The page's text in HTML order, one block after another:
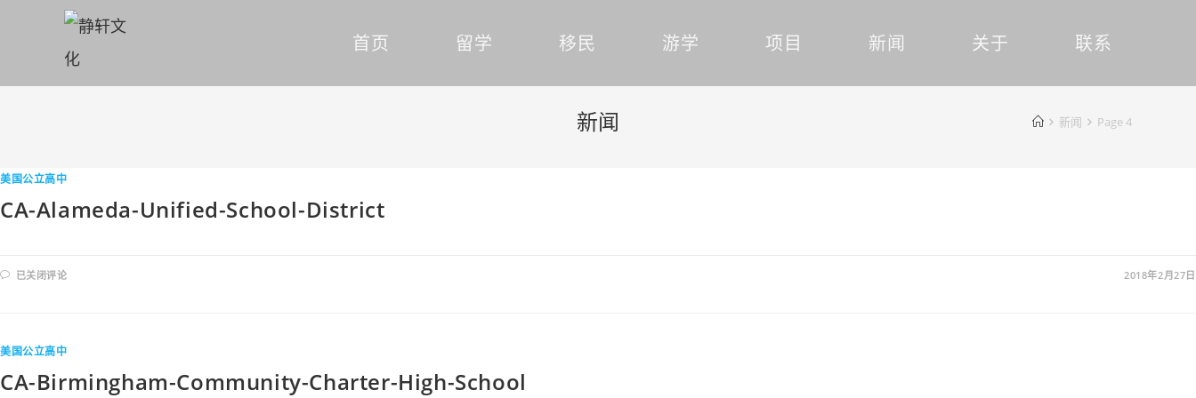
首页 留学 移民 游学 项目 新闻 关于 联系
新闻 新闻 Page 4
美国公立高中
CA-Alameda-Unified-School-District
已关闭评论 2018年2月27日
美国公立高中
CA-Birmingham-Community-Charter-High-School